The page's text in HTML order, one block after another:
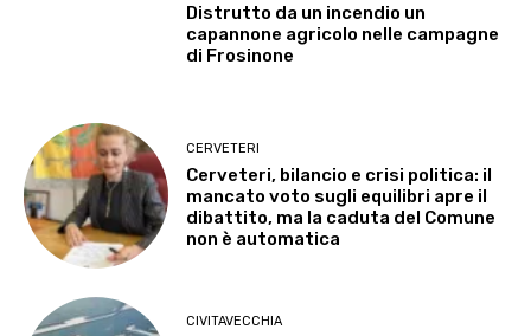
Distrutto da un incendio un
capannone agricolo nelle campagne
di Frosinone
CERVETERI
Cerveteri, bilancio e crisi politica: il
mancato voto sugli equilibri apre il
dibattito, ma la caduta del Comune
non è automatica
CIVITAVECCHIA